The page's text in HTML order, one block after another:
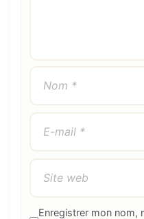
Enregistrer mon nom,